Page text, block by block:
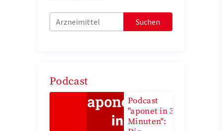
Suchen
Podcast
Podcast
"aponet in 3
Minuten":